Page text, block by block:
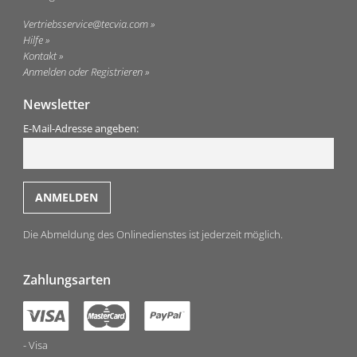
Vertriebsservice@tecvia.com
Hilfe
Kontakt
Anmelden oder Registrieren
Newsletter
E-Mail-Adresse angeben:
Die Abmeldung des Onlinedienstes ist jederzeit möglich.
Zahlungsarten
Visa